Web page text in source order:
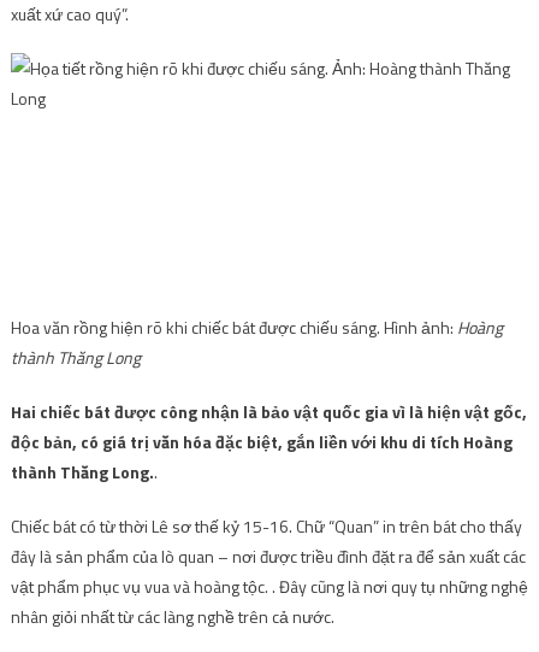
xuất xứ cao quý”.
Hoa văn rồng hiện rõ khi chiếc bát được chiếu sáng. Hình ảnh: Hoàng
thành Thăng Long
Hai chiếc bát được công nhận là bảo vật quốc gia vì là hiện vật gốc,
độc bản, có giá trị văn hóa đặc biệt, gắn liền với khu di tích Hoàng
thành Thăng Long..
Chiếc bát có từ thời Lê sơ thế kỷ 15-16. Chữ “Quan” in trên bát cho thấy
đây là sản phẩm của lò quan – nơi được triều đình đặt ra để sản xuất các
vật phẩm phục vụ vua và hoàng tộc. . Đây cũng là nơi quy tụ những nghệ
nhân giỏi nhất từ ​​các làng nghề trên cả nước.